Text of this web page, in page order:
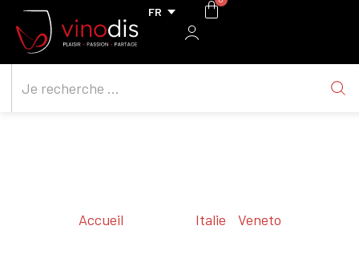
Accueil Italie
Veneto